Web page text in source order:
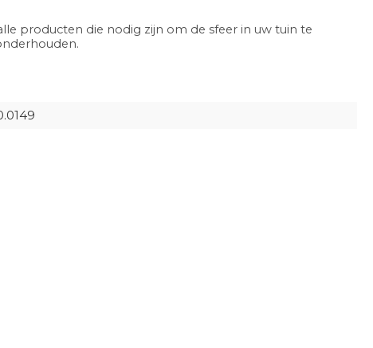
producten die nodig zijn om de sfeer in uw tuin te